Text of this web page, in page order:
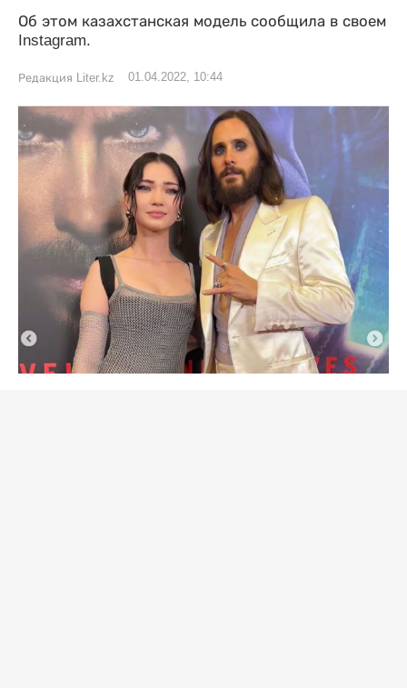
Об этом казахстанская модель сообщила в своем
Instagram.
Редакция Liter.kz 01.04.2022, 10:44